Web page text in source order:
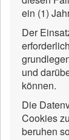
ein (1)
Der
und
können.
Die
Cookies
beruhen